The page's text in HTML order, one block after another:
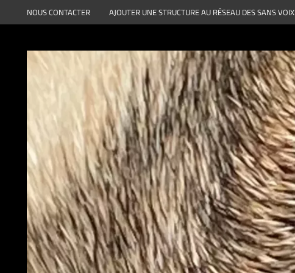
au
NOUS CONTACTER AJOUTER UNE STRUCTURE AU RÉSEAU DES SANS VOIX